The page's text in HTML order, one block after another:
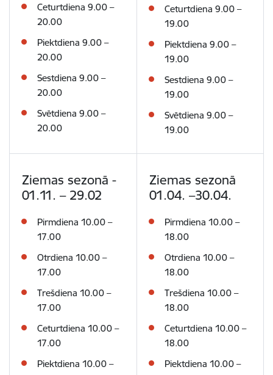
Ceturtdiena 9.00 –
20.00
Piektdiena 9.00 –
20.00
Sestdiena 9.00 –
20.00
Svētdiena 9.00 –
20.00
Ceturtdiena 9.00 –
19.00
Piektdiena 9.00 –
19.00
Sestdiena 9.00 –
19.00
Svētdiena 9.00 –
19.00
Ziemas sezonā -
01.11. – 29.02
Pirmdiena 10.00 –
17.00
Otrdiena 10.00 –
17.00
Trešdiena 10.00 –
17.00
Ceturtdiena 10.00 –
17.00
Piektdiena 10.00 –
Ziemas sezonā
01.04. –30.04.
Pirmdiena 10.00 –
18.00
Otrdiena 10.00 –
18.00
Trešdiena 10.00 –
18.00
Ceturtdiena 10.00 –
18.00
Piektdiena 10.00 –